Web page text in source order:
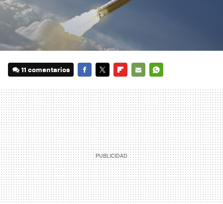
11 comentarios
MAIL